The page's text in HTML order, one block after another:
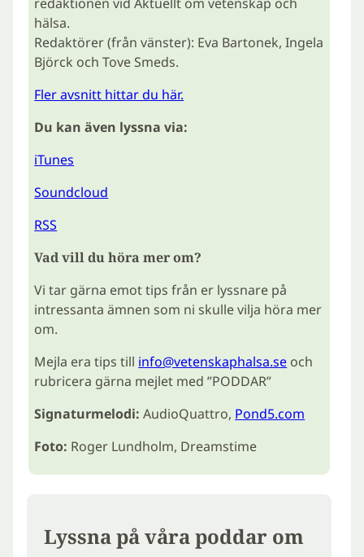
hälsa.
Redaktörer (från vänster): Eva Bartonek, Ingela
Björck och Tove Smeds.
Fler avsnitt hittar du här.
Du kan även lyssna via:
iTunes
Soundcloud
RSS
Vad vill du höra mer om?
Vi tar gärna emot tips från er lyssnare på
intressanta ämnen som ni skulle vilja höra mer
om.
Mejla era tips till info@vetenskaphalsa.se och
rubricera gärna mejlet med ”PODDAR”
Signaturmelodi: AudioQuattro, Pond5.com
Foto: Roger Lundholm, Dreamstime
Lyssna på våra poddar om